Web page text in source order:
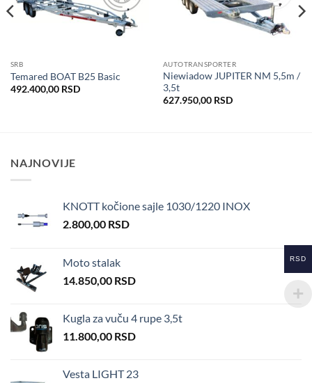
želja
SRB
Temared BOAT B25 Basic
492.400,00 RSD
želja
AUTOTRANSPORTER
Niewiadow JUPITER NM 5,5m /
3,5t
627.950,00 RSD
NAJNOVIJE
KNOTT kočione sajle 1030/1220 INOX
2.800,00 RSD
Moto stalak
14.850,00 RSD
Kugla za vuču 4 rupe 3,5t
11.800,00 RSD
Vesta LIGHT 23
RSD